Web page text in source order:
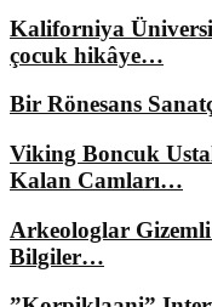
Kaliforniya
çocuk hikâye…
Bir Rönesans
Viking Boncuk
Kalan Camları…
Arkeologlar
Bilgiler…